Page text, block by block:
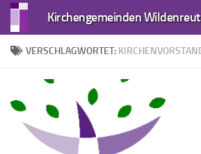
Zum Inhalt springen
VERSCHLAGWORTET: